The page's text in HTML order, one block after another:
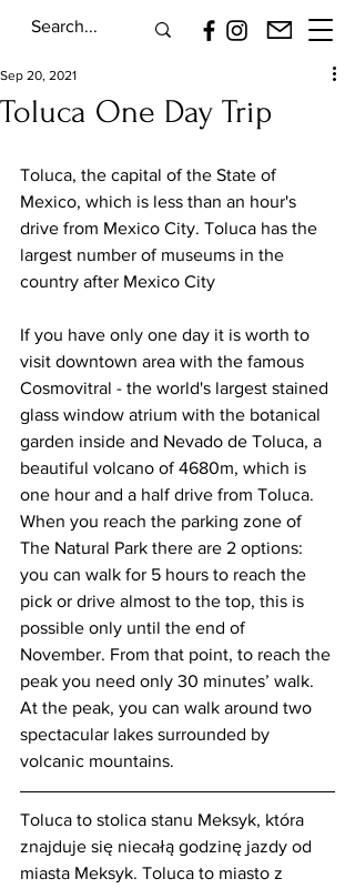
Toluca One Day Trip
Sep 20, 2021
Toluca, the capital of the State of
Mexico, which is less than an hour's
drive from Mexico City. Toluca has the
largest number of museums in the
country after Mexico City
If you have only one day it is worth to
visit downtown area with the famous
Cosmovitral - the world's largest stained
glass window atrium with the botanical
garden inside and Nevado de Toluca, a
beautiful volcano of 4680m, which is
one hour and a half drive from Toluca.
When you reach the parking zone of
The Natural Park there are 2 options:
you can walk for 5 hours to reach the
pick or drive almost to the top, this is
possible only until the end of
November. From that point, to reach the
peak you need only 30 minutes’ walk.
At the peak, you can walk around two
spectacular lakes surrounded by
volcanic mountains.
Toluca to stolica stanu Meksyk, która
znajduje się niecałą godzinę jazdy od
miasta Meksyk. Toluca to miasto z